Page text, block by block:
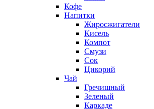
Кофе
Напитки
Жиросжигатели
Кисель
Компот
Смузи
Сок
Цикорий
Чай
Гречишный
Зеленый
Каркаде